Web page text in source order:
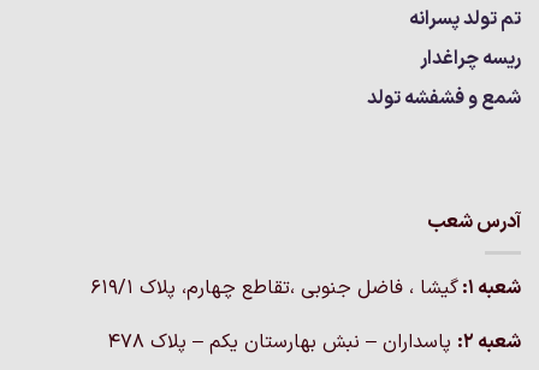
تم تولد پسرانه
ریسه چراغدار
شمع و فشفشه تولد
آدرس شعب
شعبه 1:
گيشا ، فاضل جنوبی ،تقاطع چهارم، پلاک 619/1
شعبه 2:
پاسداران – نبش بهارستان یکم – پلاک ۴۷۸